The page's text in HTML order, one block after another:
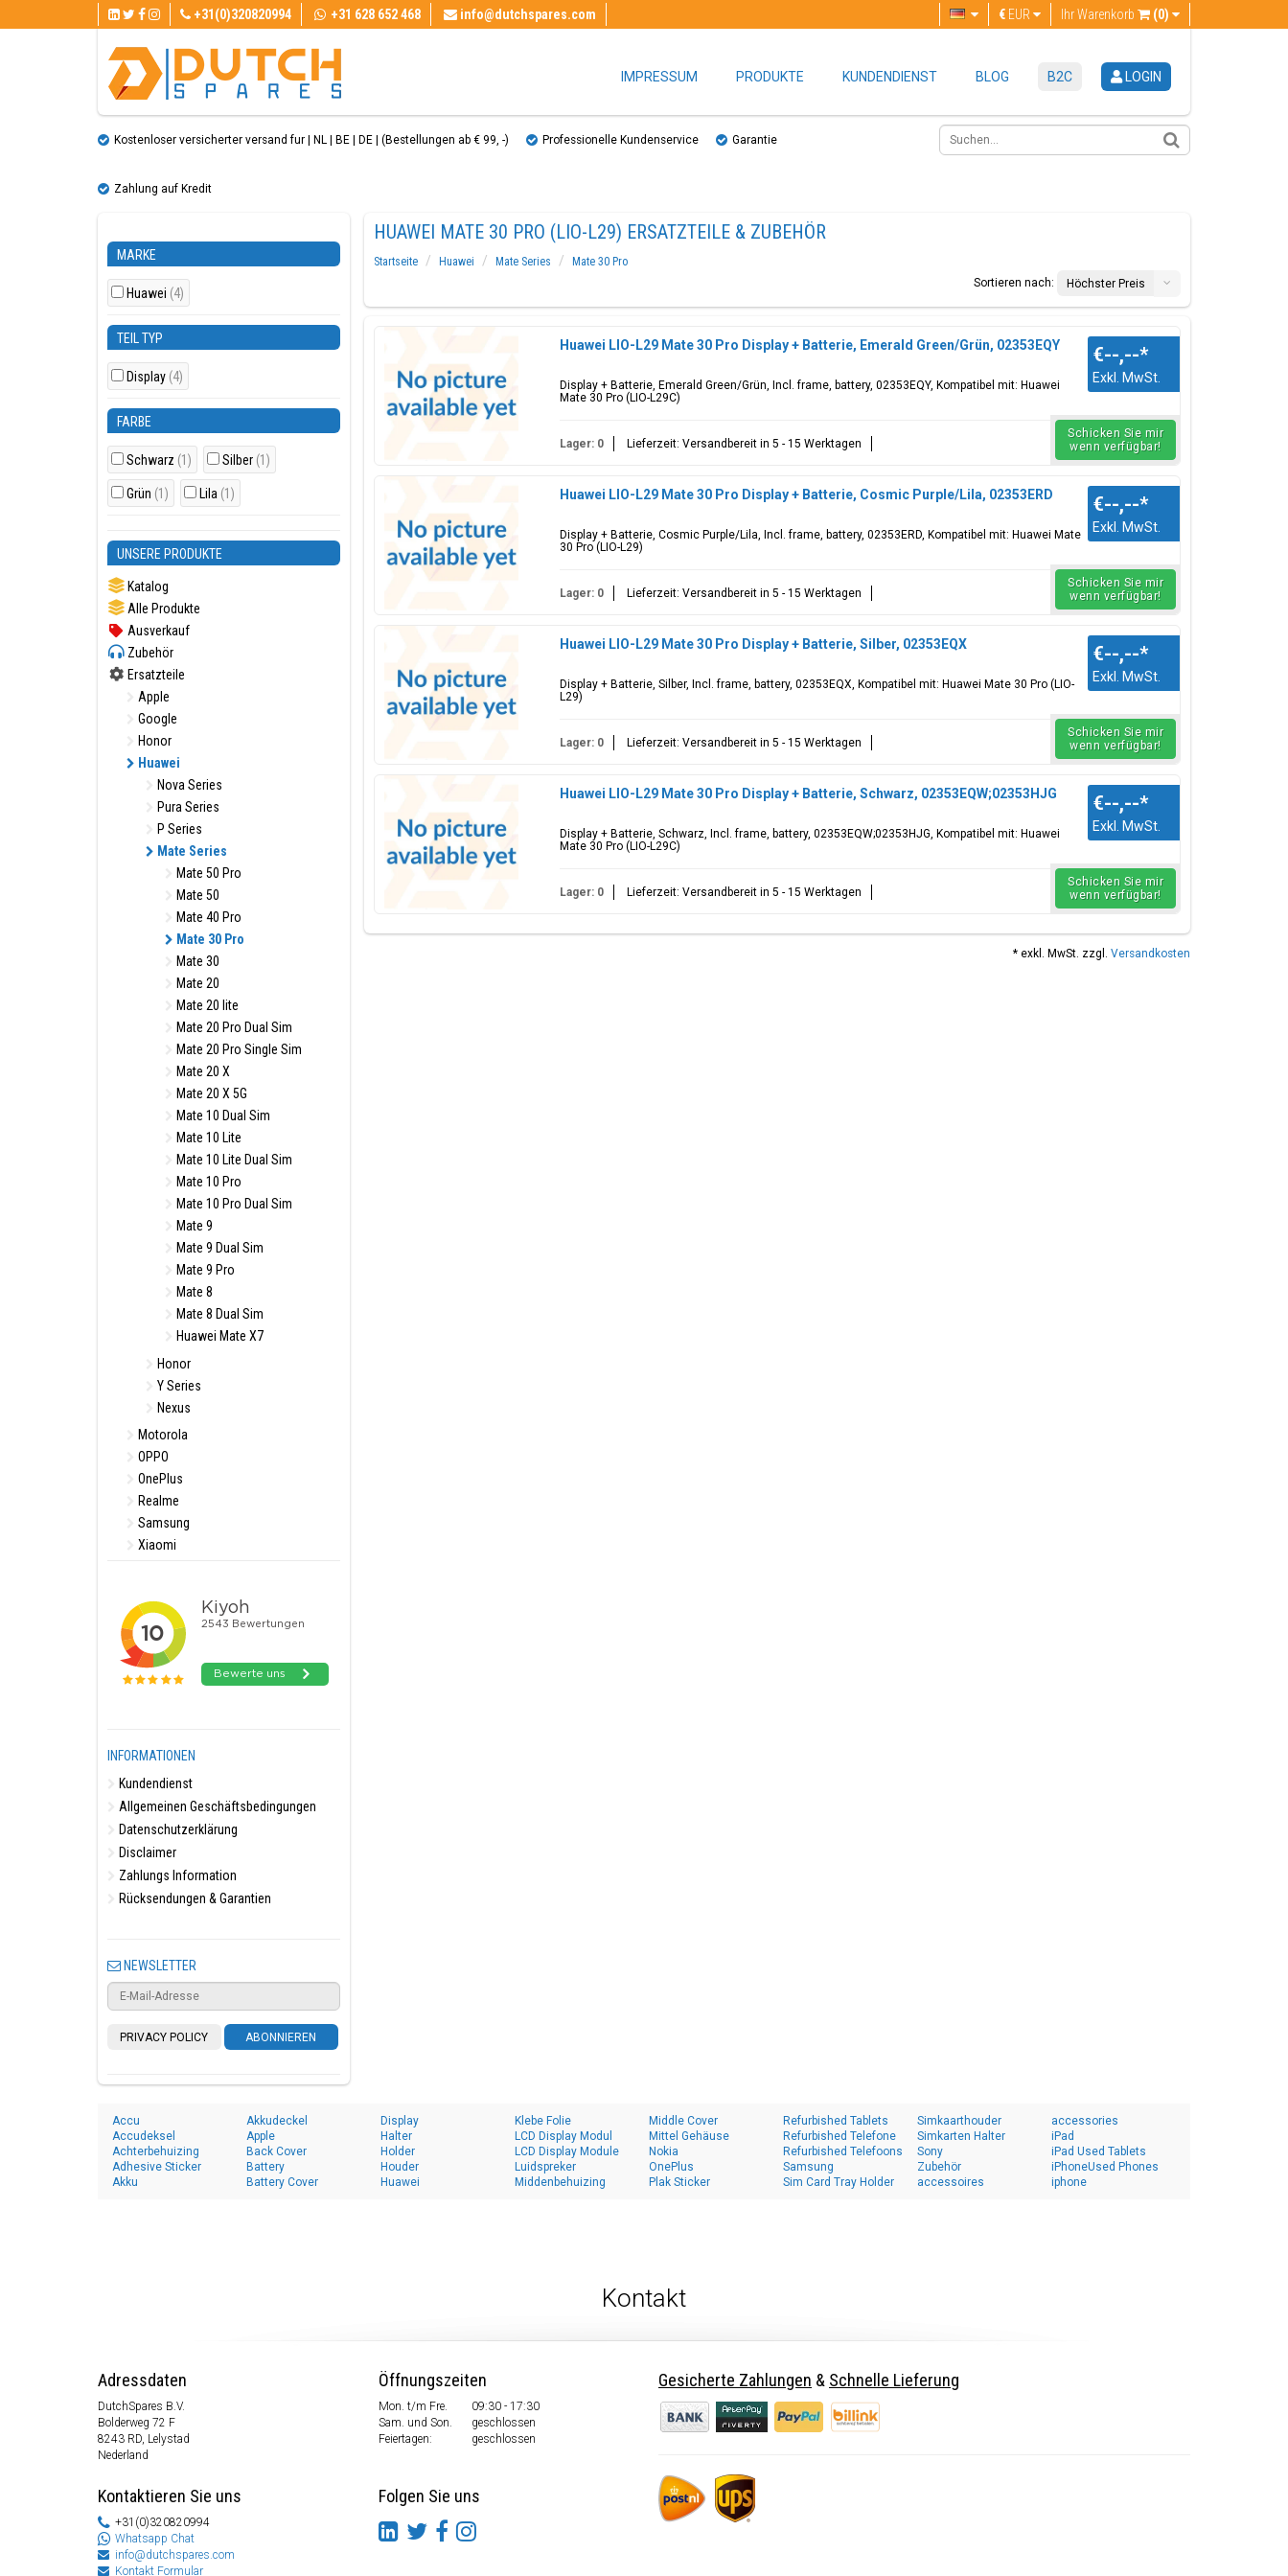
+31(0)320820994 +31 628 652 468 info@dutchspares.com Ihr Warenkorb (0)
€ EUR
IMPRESSUM PRODUKTE KUNDENDIENST BLOG B2C LOGIN
Kostenloser versicherter versand fur | NL | BE | DE | (Bestellungen ab € 99, ​​-) Professionelle Kundenservice Garantie
Zahlung auf Kredit
MARKE
Huawei (4)
TEIL TYP
Display (4)
FARBE
Schwarz (1) Silber (1)
Grün (1) Lila (1)
UNSERE PRODUKTE
Katalog
Alle Produkte
Ausverkauf
Zubehör
Ersatzteile
Apple
Google
Honor
Huawei
Nova Series
Pura Series
P Series
Mate Series
Mate 50 Pro
Mate 50
Mate 40 Pro
Mate 30 Pro
Mate 30
Mate 20
Mate 20 lite
Mate 20 Pro Dual Sim
Mate 20 Pro Single Sim
Mate 20 X
Mate 20 X 5G
Mate 10 Dual Sim
Mate 10 Lite
Mate 10 Lite Dual Sim
Mate 10 Pro
Mate 10 Pro Dual Sim
Mate 9
Mate 9 Dual Sim
Mate 9 Pro
Mate 8
Mate 8 Dual Sim
Huawei Mate X7
Honor
Y Series
Nexus
Motorola
OPPO
OnePlus
Realme
Samsung
Xiaomi
INFORMATIONEN
Kundendienst
Allgemeinen Geschäftsbedingungen
Datenschutzerklärung
Disclaimer
Zahlungs Information
Rücksendungen & Garantien
NEWSLETTER
PRIVACY POLICY ABONNIEREN
HUAWEI MATE 30 PRO (LIO-L29) ERSATZTEILE & ZUBEHÖR
Startseite Huawei Mate Series
Mate 30 Pro
Sortieren nach:
Höchster Preis
Huawei LIO-L29 Mate 30 Pro Display + Batterie, Emerald Green/Grün, 02353EQY
Display + Batterie, Emerald Green/Grün, Incl. frame, battery, 02353EQY, Kompatibel mit: Huawei
Mate 30 Pro (LIO-L29C)
€--,--*
Exkl. MwSt.
Lager: 0 Lieferzeit: Versandbereit in 5 - 15 Werktagen
Schicken Sie mir
wenn verfügbar!
Huawei LIO-L29 Mate 30 Pro Display + Batterie, Cosmic Purple/Lila, 02353ERD
Display + Batterie, Cosmic Purple/Lila, Incl. frame, battery, 02353ERD, Kompatibel mit: Huawei Mate
30 Pro (LIO-L29)
€--,--*
Exkl. MwSt.
Lager: 0 Lieferzeit: Versandbereit in 5 - 15 Werktagen
Schicken Sie mir
wenn verfügbar!
Huawei LIO-L29 Mate 30 Pro Display + Batterie, Silber, 02353EQX
Display + Batterie, Silber, Incl. frame, battery, 02353EQX, Kompatibel mit: Huawei Mate 30 Pro (LIO-
L29)
€--,--*
Exkl. MwSt.
Lager: 0 Lieferzeit: Versandbereit in 5 - 15 Werktagen
Schicken Sie mir
wenn verfügbar!
Huawei LIO-L29 Mate 30 Pro Display + Batterie, Schwarz, 02353EQW;02353HJG
Display + Batterie, Schwarz, Incl. frame, battery, 02353EQW;02353HJG, Kompatibel mit: Huawei
Mate 30 Pro (LIO-L29C)
€--,--*
Exkl. MwSt.
Lager: 0 Lieferzeit: Versandbereit in 5 - 15 Werktagen
Schicken Sie mir
wenn verfügbar!
* exkl. MwSt. zzgl. Versandkosten
Accu
Accudeksel
Achterbehuizing
Adhesive Sticker
Akku
Akkudeckel
Apple
Back Cover
Battery
Battery Cover
Display
Halter
Holder
Houder
Huawei
Klebe Folie
LCD Display Modul
LCD Display Module
Luidspreker
Middenbehuizing
Middle Cover
Mittel Gehäuse
Nokia
OnePlus
Plak Sticker
Refurbished Tablets
Refurbished Telefone
Refurbished Telefoons
Samsung
Sim Card Tray Holder
Simkaarthouder
Simkarten Halter
Sony
Zubehör
accessoires
accessories
iPad
iPad Used Tablets
iPhoneUsed Phones
iphone
Kontakt
Adressdaten
DutchSpares B.V.
Bolderweg 72 F
8243 RD, Lelystad
Nederland
Kontaktieren Sie uns
+31(0)320820994
Whatsapp Chat
info@dutchspares.com
Kontakt Formular
Öffnungszeiten
Mon. t/m Fre.
09:30 - 17:30
Sam. und Son.
geschlossen
Feiertagen:
geschlossen
Folgen Sie uns
Gesicherte Zahlungen & Schnelle Lieferung